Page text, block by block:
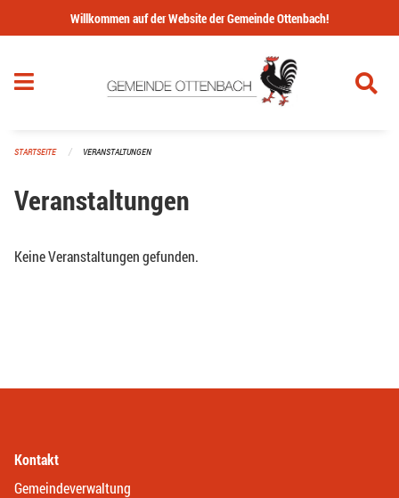
Navigation überspringen
Willkommen auf der Website der Gemeinde Ottenbach!
STARTSEITE VERANSTALTUNGEN
Veranstaltungen
Keine Veranstaltungen gefunden.
Kontakt
Gemeindeverwaltung